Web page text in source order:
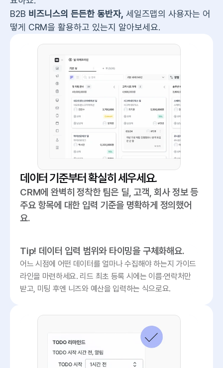
B2B 비즈니스의 든든한 동반자, 세일즈맵의 사용자는 어
떻게 CRM을 활용하고 있는지 알아보세요.
데이터 기준부터 확실히 세우세요.
CRM에 완벽히 정착한 팀은 딜, 고객, 회사 정보 등
주요 항목에 대한 입력 기준을 명확하게 정의했어
요.
Tip! 데이터 입력 범위와 타이밍을 구체화해요.
어느 시점에 어떤 데이터를 얼마나 수집해야 하는지 가이드
라인을 마련하세요. 리드 최초 등록 시에는 이름·연락처만
받고, 미팅 후엔 니즈와 예산을 입력하는 식으로요.